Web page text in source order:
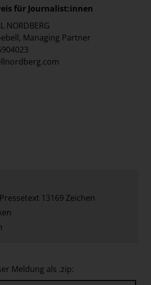
für Journalist:innen
NORDBERG
Managing Partner
Pressetext 13169 Zeichen
Meldung als .zip: